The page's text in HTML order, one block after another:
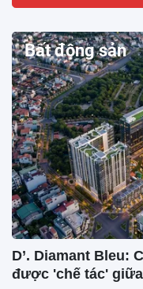
Bất động sản
D’. Diamant Bleu:
được 'chế tác'